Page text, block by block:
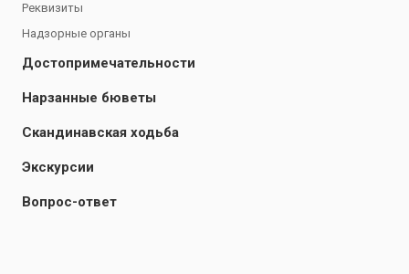
Реквизиты
Надзорные органы
Достопримечательности
Нарзанные бюветы
Скандинавская ходьба
Экскурсии
Вопрос-ответ